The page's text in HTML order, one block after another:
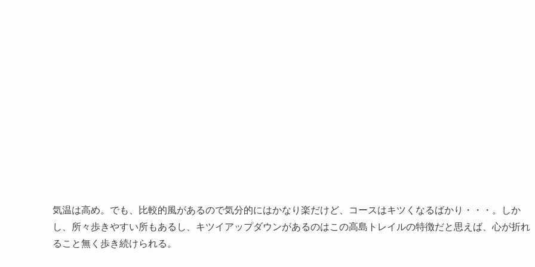
気温は高め。でも、比較的風があるので気分的にはかなり楽だけど、コースはキツくなるばかり・・・。しか
し、所々歩きやすい所もあるし、キツイアップダウンがあるのはこの高島トレイルの特徴だと思えば、心が折れ
ること無く歩き続けられる。